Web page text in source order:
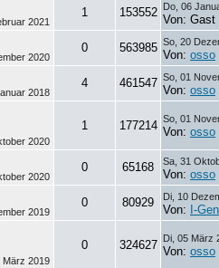
2021
1 153552 Do, 06
Von: Gast
2020
0 563985 So, 20
Von: osso
2018
4 461547 So, 01
Von: osso
2020
1 177214 So, 01
Von: osso
2020
0 65168 Sa, 31
Von: osso
2019
0 80929 Di, 10
Von: I-
März 2019
0 324627 Di, 05 März
Von: osso